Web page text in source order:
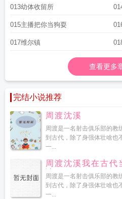
013幼体收留所
015主播把你当狗耍
017维尔镇
查看更多
完结小说推荐
周渡沈溪
周渡是一名射击俱乐部的教
到古代，除了身强体壮啥也
一...
周渡沈溪我在古代
读
周渡是一名射击俱乐部的教
到古代，除了身强体壮啥也
一...